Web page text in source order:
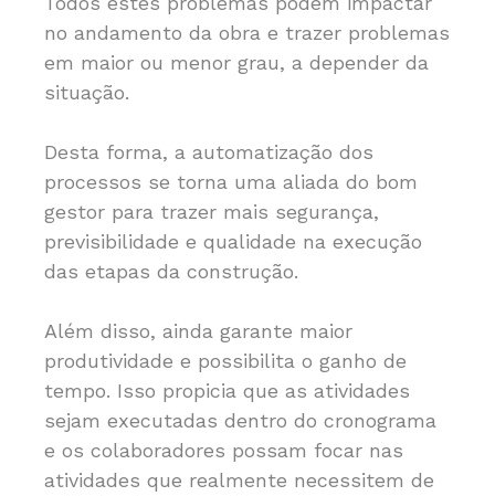
no andamento da obra e trazer problemas
em maior ou menor grau, a depender da
situação.
Desta forma, a automatização dos
processos se torna uma aliada do bom
gestor para trazer mais segurança,
previsibilidade e qualidade na execução
das etapas da construção.
Além disso, ainda garante maior
produtividade e possibilita o ganho de
tempo. Isso propicia que as atividades
sejam executadas dentro do cronograma
e os colaboradores possam focar nas
atividades que realmente necessitem de